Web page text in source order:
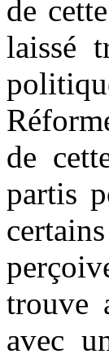
de
laissé
de
partis
trouve
avec